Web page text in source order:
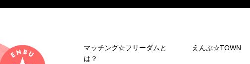
マッチング☆フリーダムと
は？
えんぶ☆TOWN